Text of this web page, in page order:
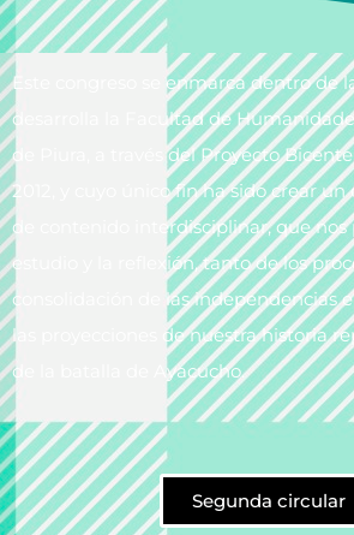
Este congreso se enmarca dentro de
desarrolla la Facultad de
de Piura, a través del Proyecto
2012, y cuyo único fin ha sido crear
de contenido interdisciplinar, que
estudio y la reflexión, tanto de los
consolidación de las independencias
las proyecciones de nuestra historia
de la batalla de Ayacucho.
Segunda circular